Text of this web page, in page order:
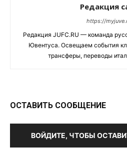
Редакция
https://
Редакция JUFC.RU — команда
Ювентуса. Освещаем события
трансферы, переводы
ОСТАВИТЬ СООБЩЕНИЕ
ВОЙДИТЕ, ЧТОБЫ